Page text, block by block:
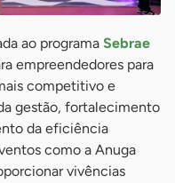
ao programa Sebrae
empreendedores para
competitivo e
gestão, fortalecimento
da eficiência
como a Anuga
vivências